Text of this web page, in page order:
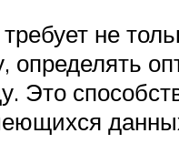
не
определять
Это